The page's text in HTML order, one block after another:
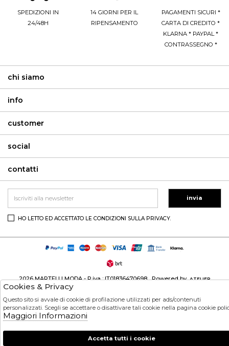
SPEDIZIONI IN
24/48H
14 GIORNI PER IL
RIPENSAMENTO
PAGAMENTI SICURI *
CARTA DI CREDITO *
KLARNA * PAYPAL *
CONTRASSEGNO *
chi siamo
info
customer
social
contatti
HO LETTO ED ACCETTATO LE CONDIZIONI SULLA PRIVACY.
invia
2026 MARTELLI MODA - P.iva : IT01836470698 Powered byATELIER
Cookies & Privacy
Questo sito si avvale di cookie di profilazione utilizzati per ads/contenuti
personalizzati. Scegli se accettare o disattivare tali cookie nella pagina cookie
Maggiori Informazioni
Accetta tutti i cookie